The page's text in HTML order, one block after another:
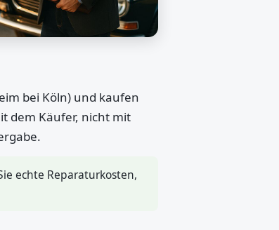
bei Köln) und kaufen
dem Käufer, nicht mit
echte Reparaturkosten,